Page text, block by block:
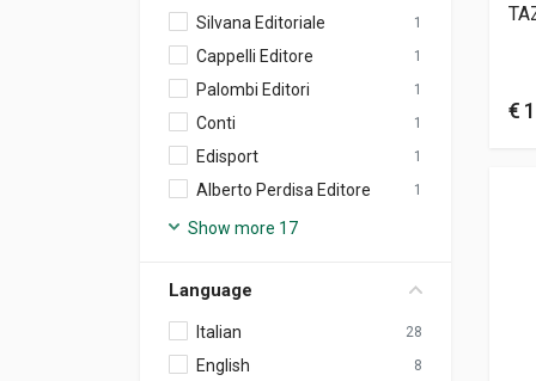
Silvana Editoriale 1
Cappelli Editore 1
Palombi Editori 1
Conti 1
Edisport 1
Alberto Perdisa Editore 1
Show more 17
Language
Italian 28
English 8
€